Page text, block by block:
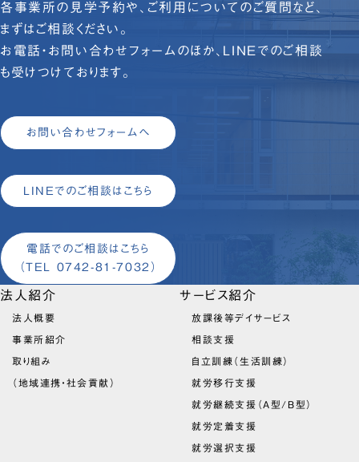
各事業所の見学予約や、ご利用についてのご質問など、
まずはご相談ください。
お電話・お問い合わせフォームのほか、LINEでのご相談
も受けつけております。
お問い合わせフォームへ
LINEでのご相談はこちら
電話でのご相談はこちら
（TEL 0742-81-7032）
法人紹介
法人概要
事業所紹介
取り組み
（地域連携・社会貢献）
サービス紹介
放課後等デイサービス
相談支援
自立訓練（生活訓練）
就労移行支援
就労継続支援（A型/B型）
就労定着支援
就労選択支援